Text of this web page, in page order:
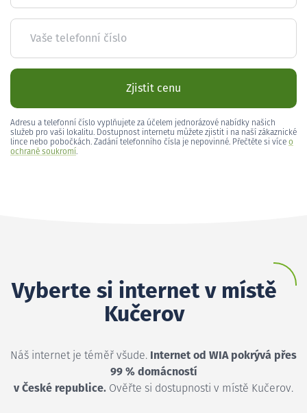
Vaše telefonní číslo
Zjistit cenu
Adresu a telefonní číslo vyplňujete za účelem jednorázové nabídky našich
služeb pro vaši lokalitu. Dostupnost internetu můžete zjistit i na naší zákaznické
lince nebo pobočkách. Zadání telefonního čísla je nepovinné. Přečtěte si více o
ochraně soukromí.
Vyberte si internet v místě
Kučerov
Náš internet je téměř všude. Internet od WIA pokrývá přes
99 % domácností
v České republice. Ověřte si dostupnosti v místě Kučerov.